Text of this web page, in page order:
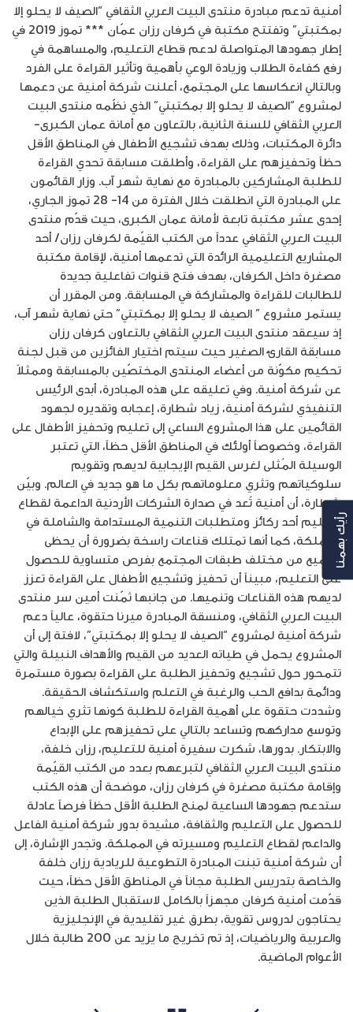
أمنية تدعم مبادرة منتدى البيت العربي الثقافي “الصيف لا يحلو إلا
بمكتبتي” وتفتتح مكتبة في كرفان رزان عمّان *** تموز 2019 في
إطار جهودها المتواصلة لدعم قطاع التعليم، والمساهمة في
رفع كفاءة الطلاب وزيادة الوعي بأهمية وتأثير القراءة على الفرد
وبالتالي انعكاسها على المجتمع، أعلنت شركة أمنية عن دعمها
لمشروع “الصيف لا يحلو إلا بمكتبتي” الذي نظّمه منتدى البيت
العربي الثقافي للسنة الثانية، بالتعاون مع أمانة عمان الكبرى-
دائرة المكتبات، وذلك بهدف تشجيع الأطفال في المناطق الأقل
حظاً وتحفيزهم على القراءة، وأطلقت مسابقة تحدي القراءة
للطلبة المشاركين بالمبادرة مع نهاية شهر آب. وزار القائمون
على المبادرة التي انطلقت خلال الفترة من 14- 28 تموز الجاري،
إحدى عشر مكتبة تابعة لأمانة عمان الكبرى، حيث قدّم منتدى
البيت العربي الثقافي عدداً من الكتب القيّمة لكرفان رزان/ أحد
المشاريع التعليمية الرائدة التي تدعمها أمنية، لإقامة مكتبة
مصغرة داخل الكرفان، بهدف فتح قنوات تفاعلية جديدة
للطالبات للقراءة والمشاركة في المسابقة. ومن المقرر أن
يستمر مشروع ” الصيف لا يحلو إلا بمكتبتي” حتى نهاية شهر آب،
إذ سيعقد منتدى البيت العربي الثقافي بالتعاون كرفان رزان
مسابقة القارئ الصغير حيث سيتم اختيار الفائزين من قبل لجنة
تحكيم مكوّنة من أعضاء المنتدى المختصّين بالمسابقة وممثلاً
عن شركة أمنية. وفي تعليقه على هذه المبادرة، أبدى الرئيس
التنفيذي لشركة أمنية، زياد شطارة، إعجابه وتقديره لجهود
القائمين على هذا المشروع الساعي إلى تعليم وتحفيز الأطفال على
القراءة، وخصوصاً أولئك في المناطق الأقل حظاً، التي تعتبر
الوسيلة المُثلى لغرس القيم الإيجابية لديهم وتقويم
سلوكياتهم وتثري معلوماتهم بكل ما هو جديد في العالم. وبيّن
شطارة، أن أمنية تُعد في صدارة الشركات الأردنية الداعمة لقطاع
التعليم أحد ركائز ومتطلبات التنمية المستدامة والشاملة في
المملكة، كما أنها تمتلك قناعات راسخة بضرورة أن يحظى
الجميع من مختلف طبقات المجتمع بفرص متساوية للحصول
على التعليم، مبيناً أن تحفيز وتشجيع الأطفال على القراءة تعزز
لديهم هذه القناعات وتنميها. من جانبها ثمّنت أمين سر منتدى
البيت العربي الثقافي، ومنسقة المبادرة ميرنا حتقوة، عالياً دعم
شركة أمنية لمشروع “الصيف لا يحلو إلا بمكتبتي”، لافتة إلى أن
المشروع يحمل في طياته العديد من القيم والأهداف النبيلة والتي
تتمحور حول تشجيع وتحفيز الطلبة على القراءة بصورة مستمرة
ودائمة بدافع الحب والرغبة في التعلم واستكشاف الحقيقة.
وشددت حتقوة على أهمية القراءة للطلبة كونها تثري خيالهم
وتوسع مداركهم وتساعد بالتالي على تحفيزهم على الإبداع
والابتكار. بدورها، شكرت سفيرة أمنية للتعليم، رزان خلفة،
منتدى البيت العربي الثقافي لتبرعهم بعدد من الكتب القيّمة
وإقامة مكتبة مصغرة في كرفان رزان، موضحة أن هذه الكتب
ستدعم جهودها الساعية لمنح الطلبة الأقل حظاً فرصاً عادلة
للحصول على التعليم والثقافة، مشيدة بدور شركة أمنية الفاعل
والداعم لقطاع التعليم ومسيرته في المملكة. وتجدر الإشارة، إلى
أن شركة أمنية تبنت المبادرة التطوعية للريادية رزان خلفة
والخاصة بتدريس الطلبة مجاناً في المناطق الأقل حظاً، حيث
قدّمت أمنية كرفان مجهزاً بالكامل لاستقبال الطلبة الذين
يحتاجون لدروس تقوية، بطرق غير تقليدية في الإنجليزية
والعربية والرياضيات، إذ تم تخريج ما يزيد عن 200 طالبة خلال
الأعوام الماضية.
رأيك بهمنا